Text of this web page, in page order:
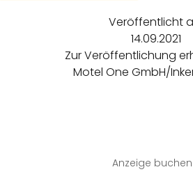
Veröffentlicht
14.09.2021
Zur Veröffentlichung
Motel One GmbH/
Anzeige buchen